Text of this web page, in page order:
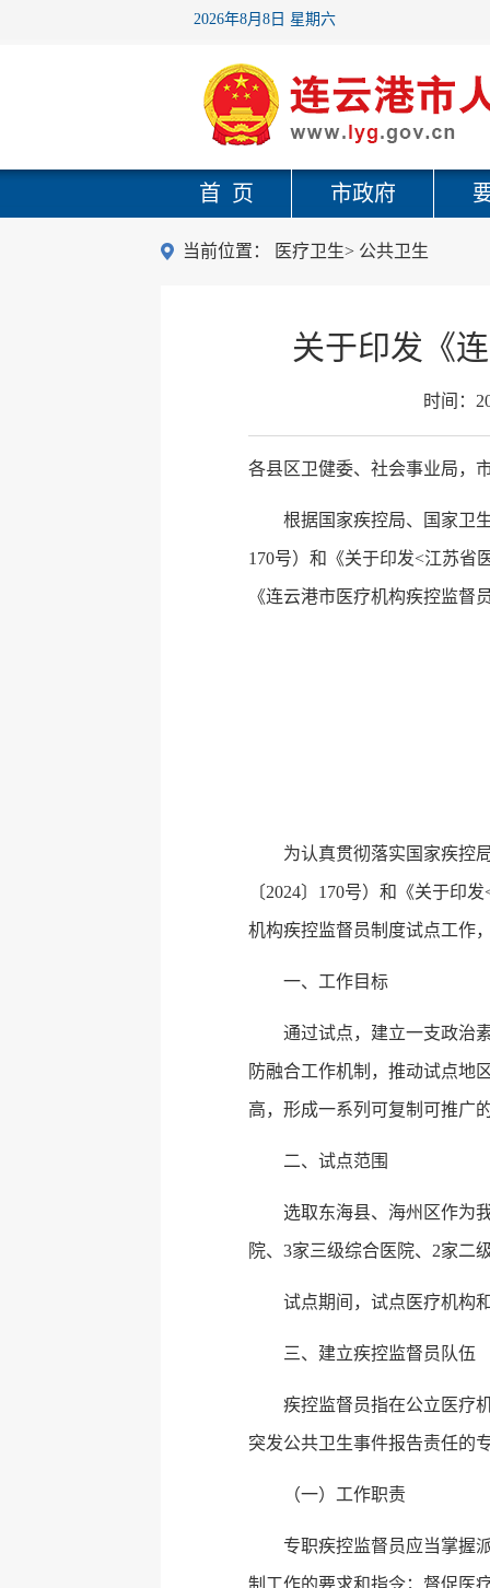
2026年8月8日 星期六
首 页 市政府
当前位置： 医疗卫生> 公共卫生
关于印发《
时间：
各县区卫健委、社会事业局，
根据国家疾控局、国家卫
170号）和《关于印发<江苏省
《连云港市医疗机构疾控监督
为认真贯彻落实国家疾控
〔2024〕170号）和《关于印
机构疾控监督员制度试点工作
一、工作目标
通过试点，建立一支政治
防融合工作机制，推动试点地
高，形成一系列可复制可推广
二、试点范围
选取东海县、海州区作为
院、3家三级综合医院、2家二
试点期间，试点医疗机构
三、建立疾控监督员队伍
疾控监督员指在公立医疗
突发公共卫生事件报告责任的
（一）工作职责
专职疾控监督员应当掌握
制工作的要求和指令；督促医